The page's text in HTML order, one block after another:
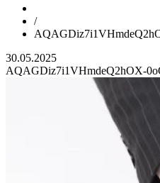
/
30.05.2025
AQAGDiz7i1VHmdeQ2hOX-